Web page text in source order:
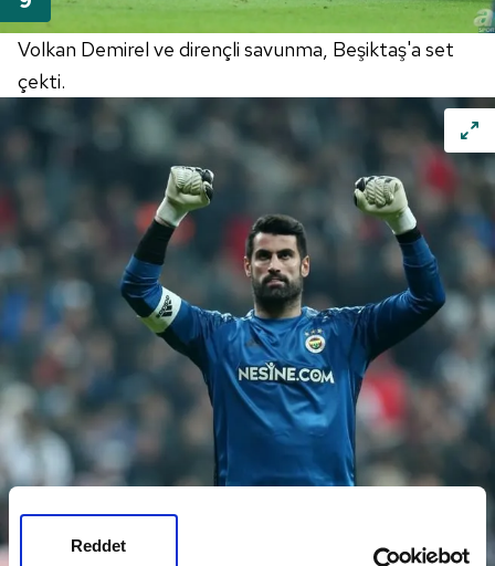
Reddet
Volkan Demirel ve dirençli savunma, Beşiktaş'a set
çekti.